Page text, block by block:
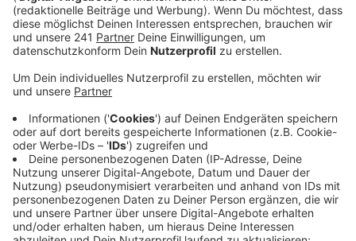
überprüft.
Veröffentlicht:Dienstag, 25.04.2023 16:48
Anzeige
Auf den ersten Blick hat sich nichts ergeben, so
Zollsprecher Jens Ahland. Der Kontrolltag heute sei
aber nur der Anfang von tiefergehenden Ermittlungen.
In anderen Regionen im Rheinland haben die Fahnder
Unstimmigkeiten entdeckt. Auf einer Baustelle in Köln
waren 30 Arbeiter aus Georgien und Bosnien, die keine